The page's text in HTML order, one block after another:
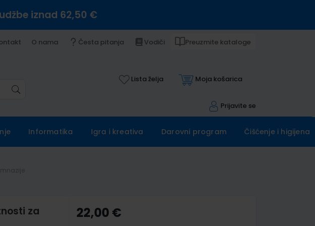
iznad 62,50 €
O nama Česta pitanja Vodiči Preuzmite kataloge
Lista želja Moja košarica
Prijavite se
Informatika Igra i kreativa Darovni program Čišćenje i higijena
za
22,00 €